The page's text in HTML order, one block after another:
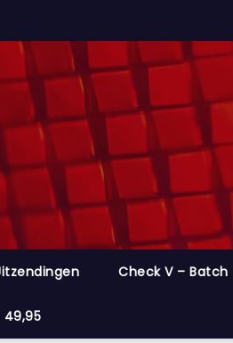
Check V – Batch
49,95